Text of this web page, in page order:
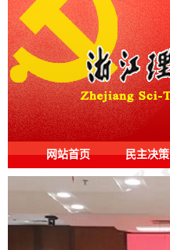
网站首页 民主决策